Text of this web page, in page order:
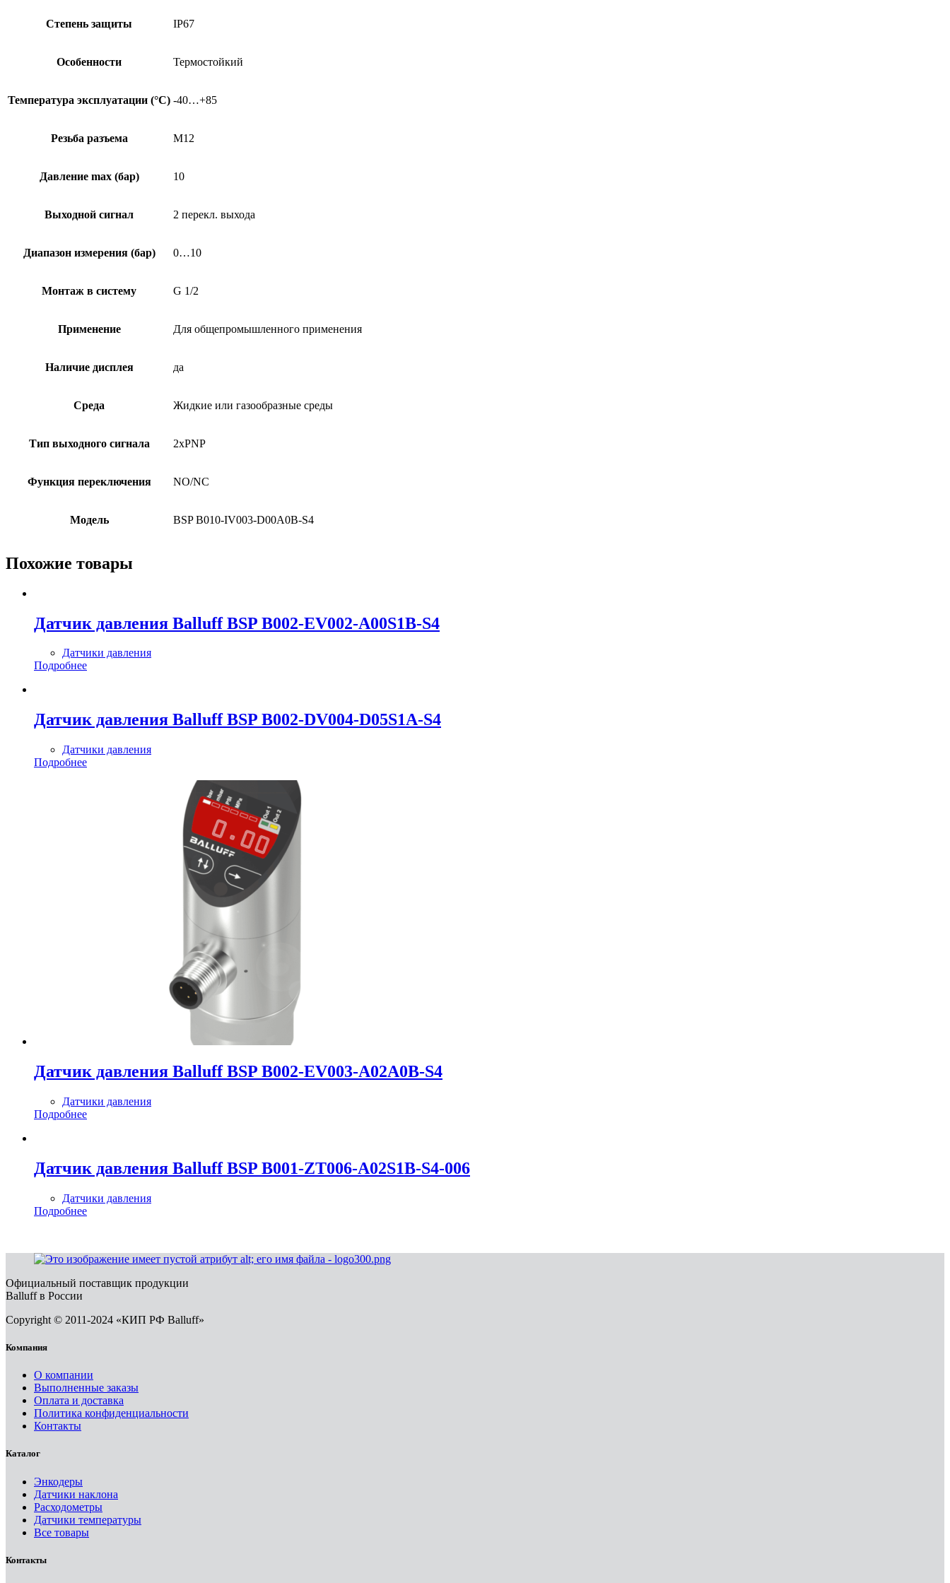
Степень защиты IP67
Особенности Термостойкий
Температура эксплуатации (°C) -40…+85
Резьба разъема M12
Давление max (бар) 10
Выходной сигнал 2 перекл. выхода
Диапазон измерения (бар) 0…10
Монтаж в систему G 1/2
Применение Для общепромышленного применения
Наличие дисплея да
Среда Жидкие или газообразные среды
Тип выходного сигнала 2xPNP
Функция переключения NO/NC
Модель BSP B010-IV003-D00A0B-S4
Похожие товары
Датчик давления Balluff BSP B002-EV002-A00S1B-S4
Датчики давления
Подробнее
Датчик давления Balluff BSP B002-DV004-D05S1A-S4
Датчики давления
Подробнее
Датчик давления Balluff BSP B002-EV003-A02A0B-S4
Датчики давления
Подробнее
Датчик давления Balluff BSP B001-ZT006-A02S1B-S4-006
Датчики давления
Подробнее
Официальный поставщик продукции
Balluff в России
Copyright © 2011-2024 «КИП РФ Balluff»
Компания
О компании
Выполненные заказы
Оплата и доставка
Политика конфиденциальности
Контакты
Каталог
Энкодеры
Датчики наклона
Расходометры
Датчики температуры
Все товары
Контакты